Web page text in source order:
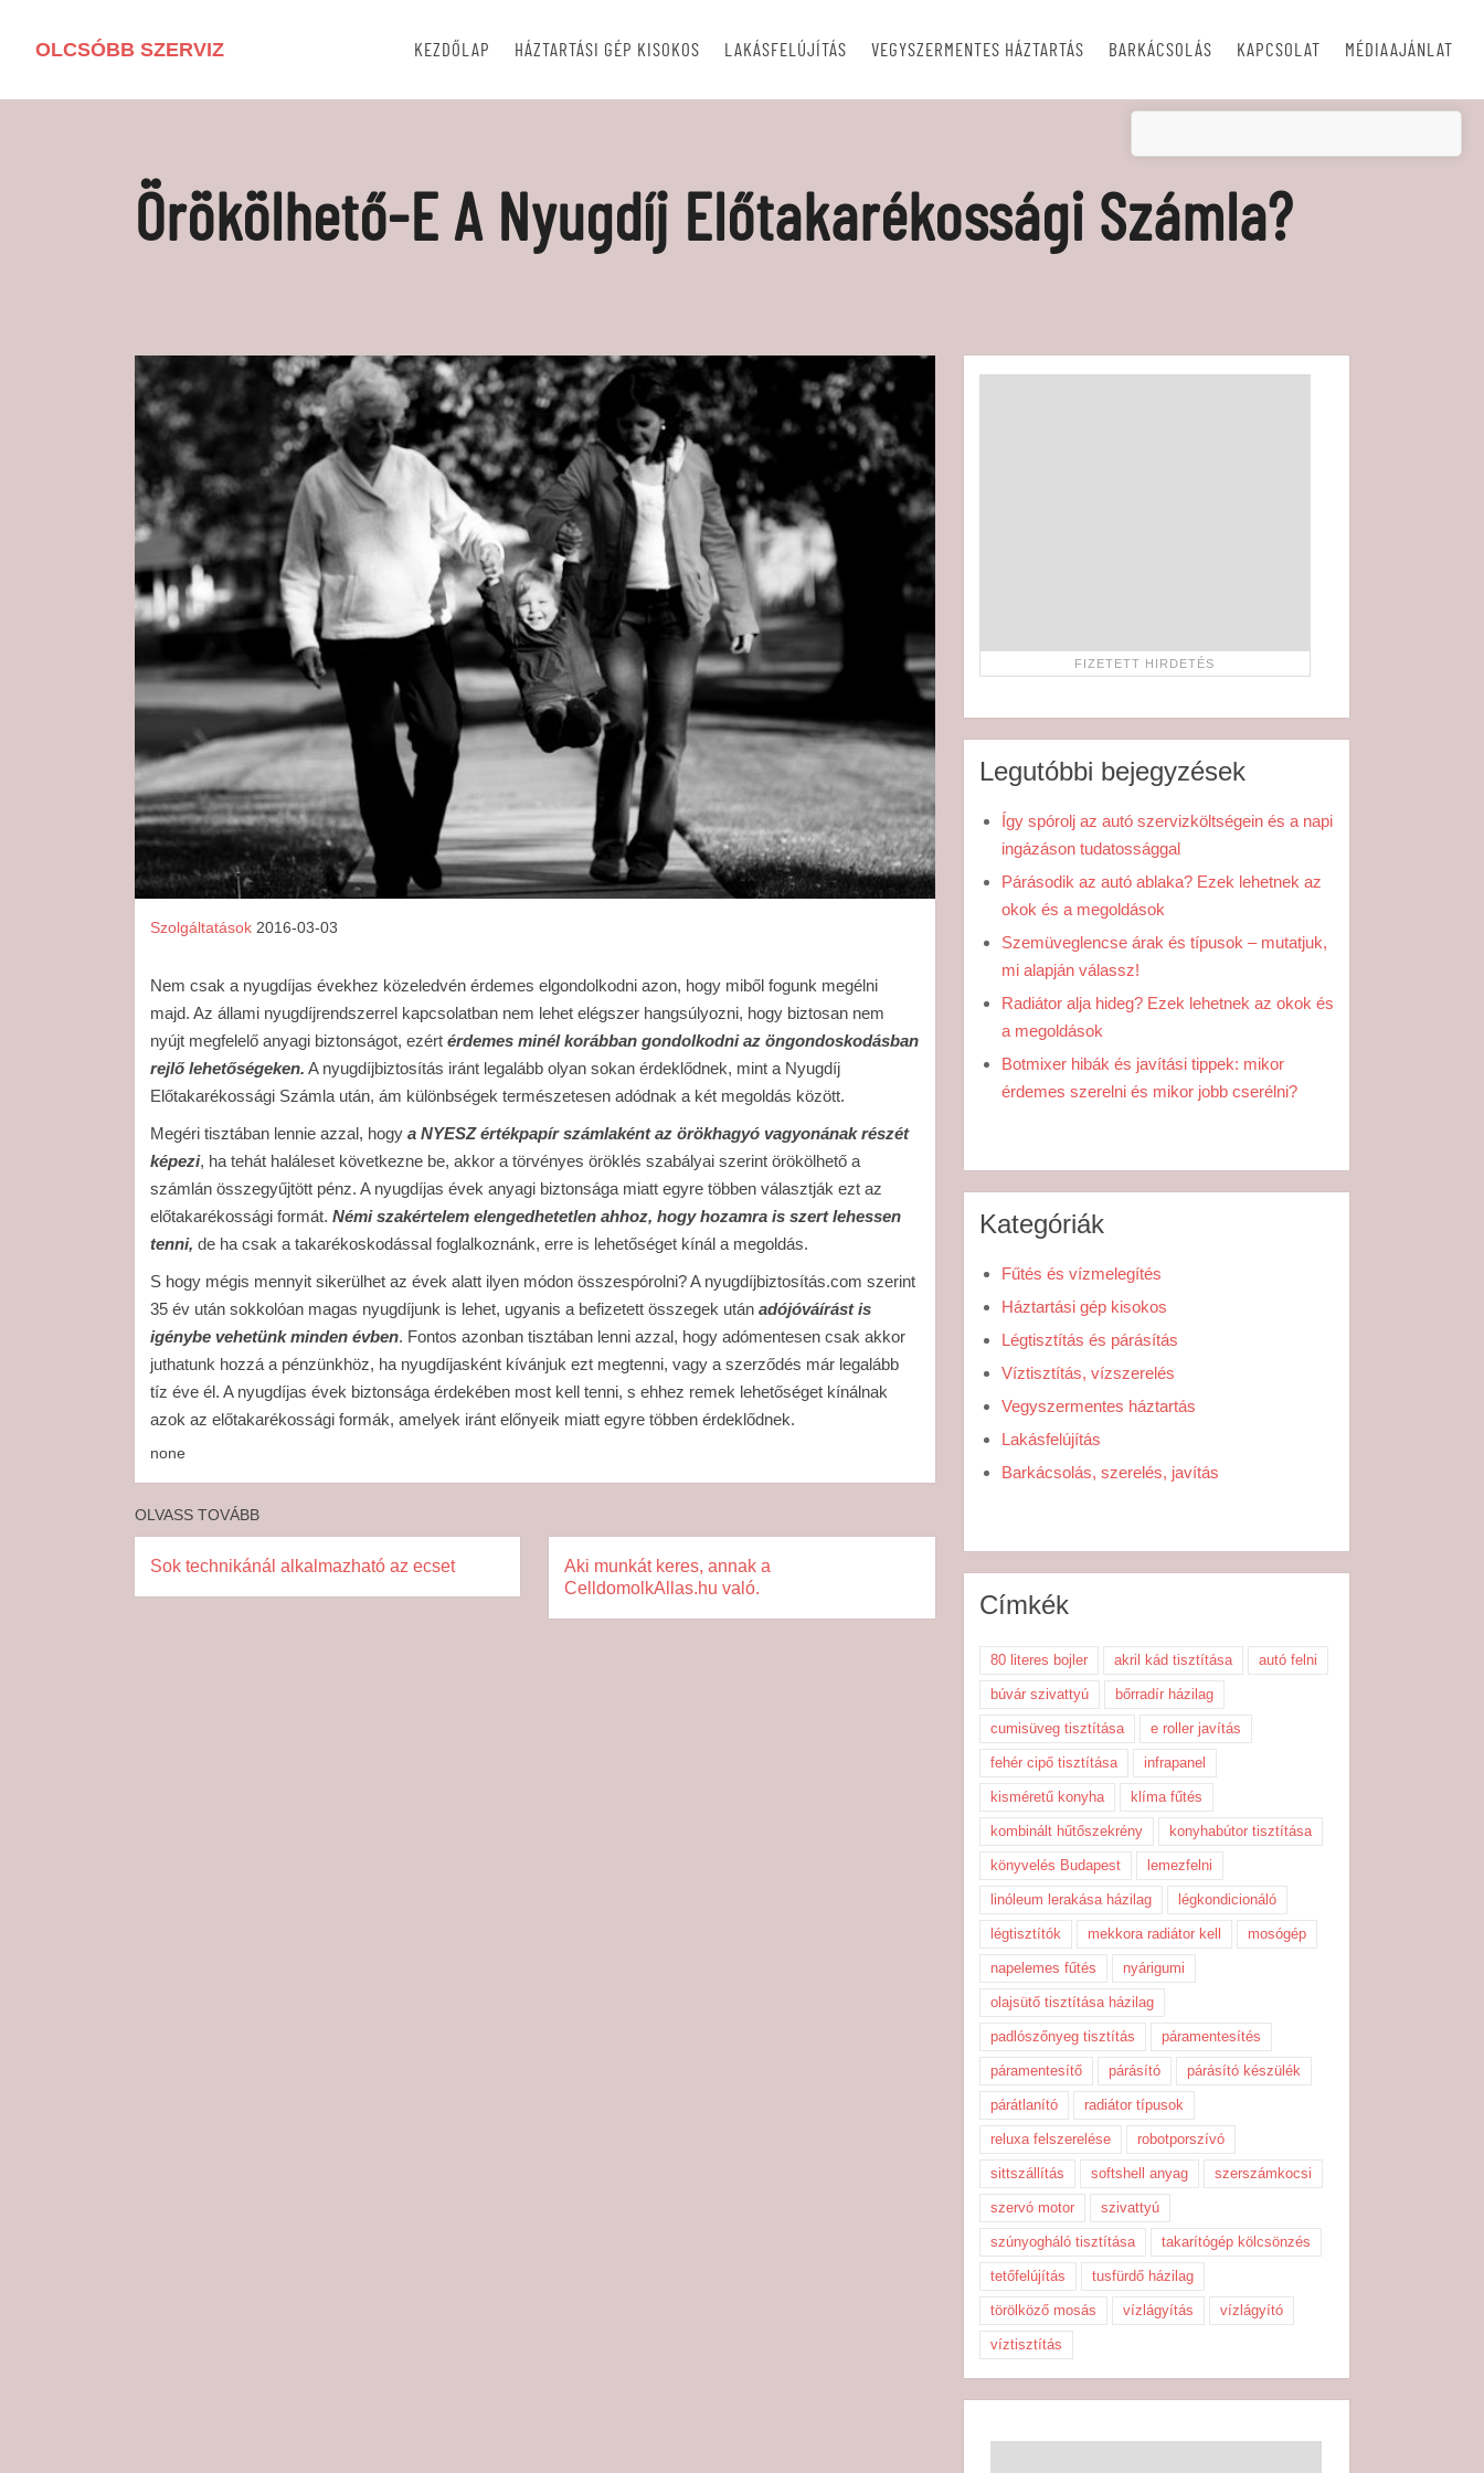
OLCSÓBB SZERVIZ KEZDŐLAP HÁZTARTÁSI GÉP KISOKOS LAKÁSFELÚJÍTÁS VEGYSZERMENTES HÁZTARTÁS BARKÁCSOLÁS KAPCSOLAT MÉDIAAJÁNLAT
Örökölhető-E A Nyugdíj Előtakarékossági Számla?
Szolgáltatások 2016-03-03
Nem csak a nyugdíjas évekhez közeledvén érdemes elgondolkodni azon, hogy miből fogunk megélni
majd. Az állami nyugdíjrendszerrel kapcsolatban nem lehet elégszer hangsúlyozni, hogy biztosan nem
nyújt megfelelő anyagi biztonságot, ezért érdemes minél korábban gondolkodni az öngondoskodásban
rejlő lehetőségeken. A nyugdíjbiztosítás iránt legalább olyan sokan érdeklődnek, mint a Nyugdíj
Előtakarékossági Számla után, ám különbségek természetesen adódnak a két megoldás között.
Megéri tisztában lennie azzal, hogy a NYESZ értékpapír számlaként az örökhagyó vagyonának részét
képezi, ha tehát haláleset következne be, akkor a törvényes öröklés szabályai szerint örökölhető a
számlán összegyűjtött pénz. A nyugdíjas évek anyagi biztonsága miatt egyre többen választják ezt az
előtakarékossági formát. Némi szakértelem elengedhetetlen ahhoz, hogy hozamra is szert lehessen
tenni, de ha csak a takarékoskodással foglalkoznánk, erre is lehetőséget kínál a megoldás.
S hogy mégis mennyit sikerülhet az évek alatt ilyen módon összespórolni? A nyugdíjbiztosítás.com szerint
35 év után sokkolóan magas nyugdíjunk is lehet, ugyanis a befizetett összegek után adójóváírást is
igénybe vehetünk minden évben. Fontos azonban tisztában lenni azzal, hogy adómentesen csak akkor
juthatunk hozzá a pénzünkhöz, ha nyugdíjasként kívánjuk ezt megtenni, vagy a szerződés már legalább
tíz éve él. A nyugdíjas évek biztonsága érdekében most kell tenni, s ehhez remek lehetőséget kínálnak
azok az előtakarékossági formák, amelyek iránt előnyeik miatt egyre többen érdeklődnek.
none
OLVASS TOVÁBB
Sok technikánál alkalmazható az ecset
Aki munkát keres, annak a
CelldomolkAllas.hu való.
Legutóbbi bejegyzések
Így spórolj az autó szervizköltségein és a napi
ingázáson tudatossággal
Párásodik az autó ablaka? Ezek lehetnek az
okok és a megoldások
Szemüveglencse árak és típusok – mutatjuk,
mi alapján válassz!
Radiátor alja hideg? Ezek lehetnek az okok és
a megoldások
Botmixer hibák és javítási tippek: mikor
érdemes szerelni és mikor jobb cserélni?
Kategóriák
Fűtés és vízmelegítés
Háztartási gép kisokos
Légtisztítás és párásítás
Víztisztítás, vízszerelés
Vegyszermentes háztartás
Lakásfelújítás
Barkácsolás, szerelés, javítás
Címkék
80 literes bojler akril kád tisztítása autó felni
búvár szivattyú bőrradír házilag
cumisüveg tisztítása e roller javítás
fehér cipő tisztítása infrapanel
kisméretű konyha klíma fűtés
kombinált hűtőszekrény konyhabútor tisztítása
könyvelés Budapest lemezfelni
linóleum lerakása házilag légkondicionáló
légtisztítók mekkora radiátor kell mosógép
napelemes fűtés nyárigumi
olajsütő tisztítása házilag
padlószőnyeg tisztítás páramentesítés
páramentesítő párásító párásító készülék
párátlanító radiátor típusok
reluxa felszerelése robotporszívó
sittszállítás softshell anyag szerszámkocsi
szervó motor szivattyú
szúnyogháló tisztítása takarítógép kölcsönzés
tetőfelújítás tusfürdő házilag
törölköző mosás vízlágyítás vízlágyító
víztisztítás